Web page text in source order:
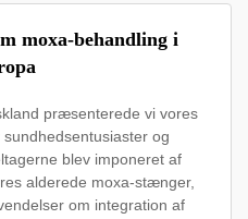
moxa-behandling i
præsenterede vi vores
og
blev imponeret af
alderede moxa-stænger,
om integration af